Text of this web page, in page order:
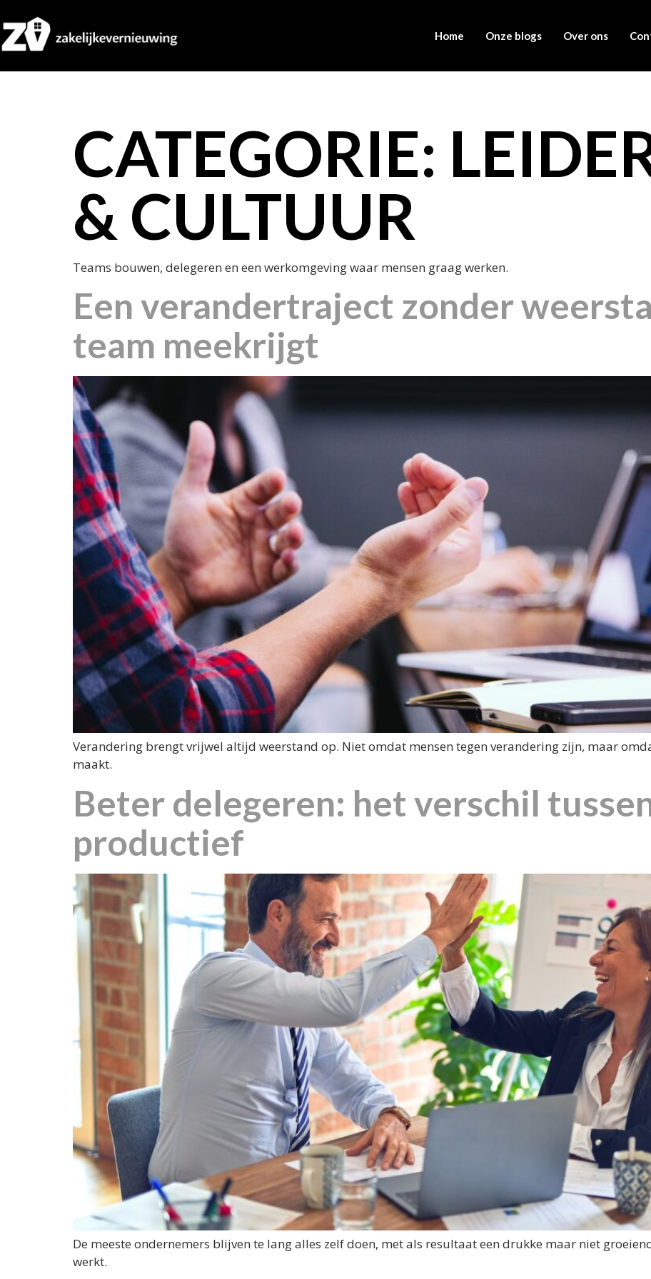
Home Onze blogs Over ons
CATEGORIE:
& CULTUUR
Teams bouwen, delegeren en een werkomgeving waar mensen graag werken.
Een verandertraject zonder
team meekrijgt
Verandering brengt vrijwel altijd weerstand op. Niet omdat mensen tegen verandering zijn, maar
maakt.
Beter delegeren: het verschil
productief
De meeste ondernemers blijven te lang alles zelf doen, met als resultaat een drukke maar niet
werkt.